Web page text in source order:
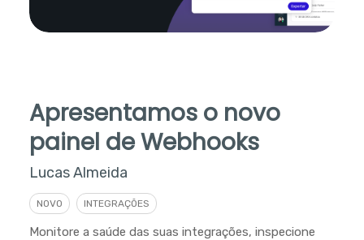
Apresentamos o novo
painel de Webhooks
Lucas Almeida
NOVO INTEGRAÇÕES
Monitore a saúde das suas integrações, inspecione